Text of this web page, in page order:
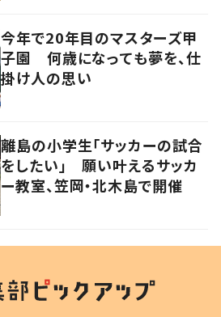
今年で20年目のマスターズ甲
子園 何歳になっても夢を、仕
掛け人の思い
離島の小学生「サッカーの試合
をしたい」 願い叶えるサッカ
ー教室、笠岡・北木島で開催